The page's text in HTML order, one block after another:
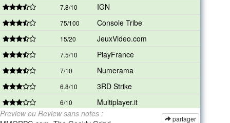
7.8/10 IGN
75/100 Console Tribe
15/20 JeuxVideo.com
7.5/10 PlayFrance
7/10 Numerama
6.8/10 3RD Strike
6/10 Multiplayer.it
6/10 GameKult.com
Preview ou Review sans notes :
partager